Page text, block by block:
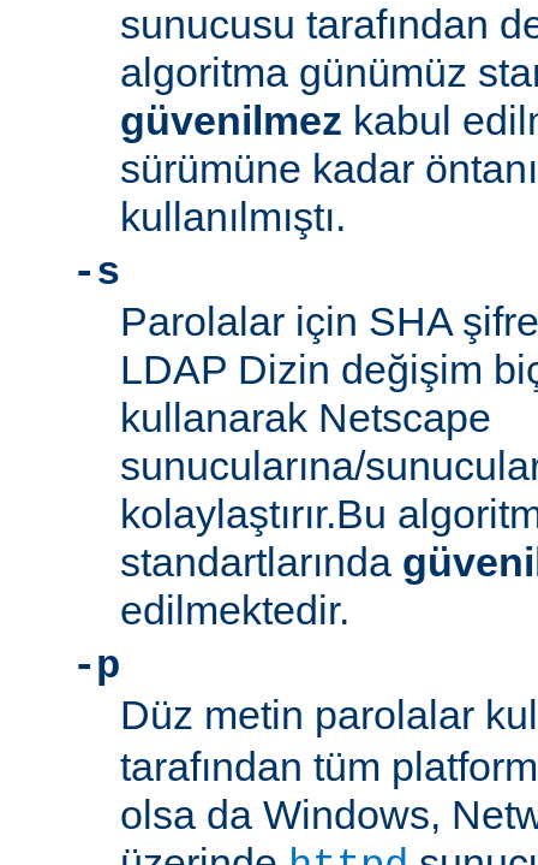
sunucusu tarafından
algoritma günümüz
güvenilmez kabul
sürümüne kadar
kullanılmıştı.
-s
Parolalar için SHA
LDAP Dizin değişim
kullanarak Netscape
sunucularına/
kolaylaştırır.Bu
standartlarında
edilmektedir.
-p
Düz metin parolalar
tarafından tüm
olsa da Windows,